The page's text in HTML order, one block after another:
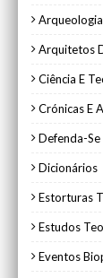
Arqueologia
Arquitetos
Ciência E
Crónicas E
Defenda-Se
Dicionários
Estorturas
Estudos
Eventos